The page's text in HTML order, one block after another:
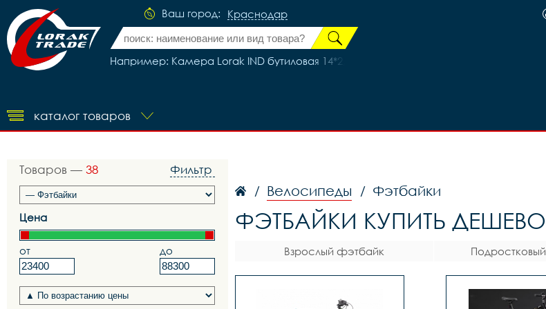
Ваш город: Краснодар
Например: Камера Lorak IND бутиловая 14*2,1/2,5 AV
каталог товаров
Товаров — 38 Фильтр
Цена
от до
/ Велосипеды / Фэтбайки
ФЭТБАЙКИ КУПИТЬ
Взрослый фэтбайк